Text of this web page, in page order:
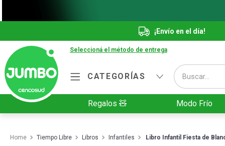
¡Envío en el día!
Seleccioná el método de entrega
CATEGORÍAS
Buscar...
Regalos 🧸 Modo Frío
Tiempo Libre Libros Infantiles Libro Infantil Fiesta de
Términos más buscados
2 .
Cafe